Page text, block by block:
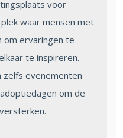
voor
waar mensen met
om ervaringen te
te inspireren.
zelfs evenementen
om de